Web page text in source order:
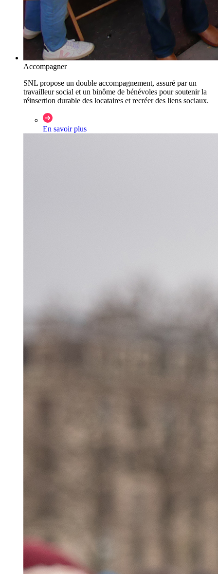
Accompagner
SNL propose un double accompagnement, assuré par un
travailleur social et un binôme de bénévoles pour soutenir la
réinsertion durable des locataires et recréer des liens sociaux.
En savoir plus